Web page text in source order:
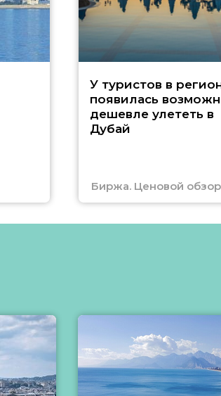
У туристов в
появилась
дешевле улететь в
Дубай
Биржа. Ценовой обзор